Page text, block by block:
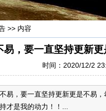
>> 内容
易，要一直坚持更新
时间：2020/12/2
易，要一直坚持更新更是不易
才是我的动力！！...